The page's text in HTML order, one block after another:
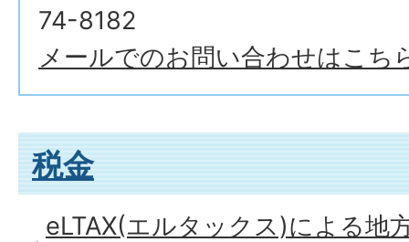
74-8182
メールでのお問い合わせはこち
税金
eLTAX(エルタックス)による地